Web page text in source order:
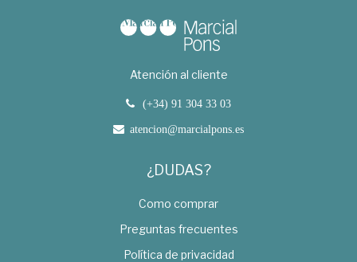
Atención al cliente
(+34) 91 304 33 03
atencion@marcialpons.es
¿DUDAS?
Como comprar
Preguntas frecuentes
Política de privacidad